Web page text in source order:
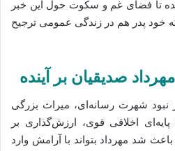
تا فضای غم و سکوت حول این خبر
پدر هم در زندگی‌ عمومی ترجیح
صدیقیان بر آینده
نبود شهرت رسانه‌ای، میراث بزرگی
اخلاقی قوی، ارزش‌گذاری بر
شد مهرداد بتواند با آرامش وارد